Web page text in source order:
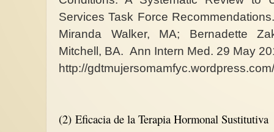
Services Task Force
Miranda Walker, MA; Bernadette
Mitchell, BA. Ann Intern Med. 29 May
http://gdtmujersomamfyc.wordpress.com/
(2) Eficacia de la Terapia Hormonal Sustitutiva